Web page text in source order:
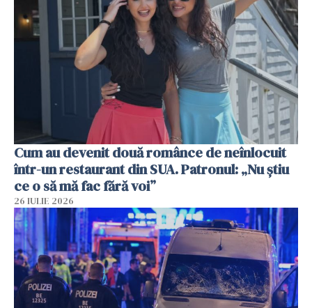
Cum au devenit două românce de neînlocuit
într-un restaurant din SUA. Patronul: „Nu știu
ce o să mă fac fără voi”
26 IULIE 2026